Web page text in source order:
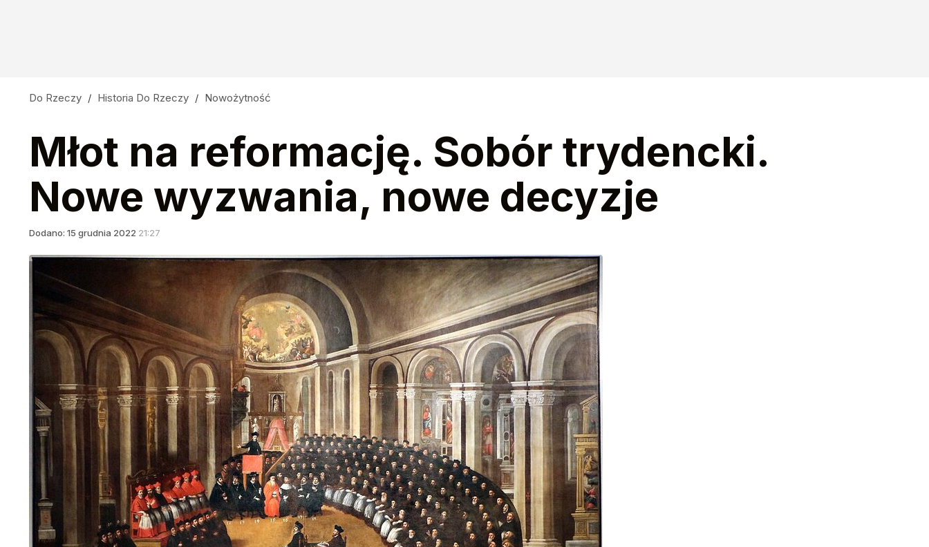
Do Rzeczy / Historia Do Rzeczy / Nowożytność
Młot na reformację. Sobór trydencki.
Nowe wyzwania, nowe decyzje
Dodano: 15 grudnia 2022 21:27